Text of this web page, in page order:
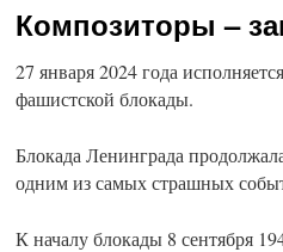
Композиторы –
27 января 2024 года
фашистской блокады.
Блокада Ленинграда
одним из самых страшных
К началу блокады 8 сентября